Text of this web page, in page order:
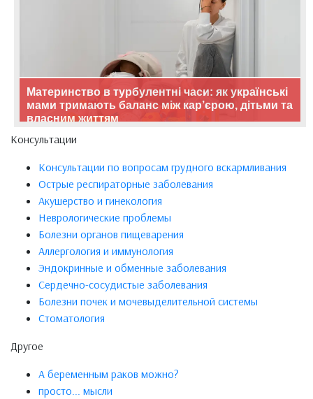
Материнство в турбулентні часи: як українські
мами тримають баланс між кар’єрою, дітьми та
власним життям
Консультации
Консультации по вопросам грудного вскармливания
Острые респираторные заболевания
Акушерство и гинекология
Неврологические проблемы
Болезни органов пищеварения
Аллергология и иммунология
Эндокринные и обменные заболевания
Сердечно-сосудистые заболевания
Болезни почек и мочевыделительной системы
Стоматология
Другое
А беременным раков можно?
просто... мысли